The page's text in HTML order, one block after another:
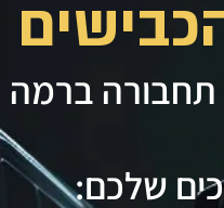
תחבורה ברמה
שלכם: